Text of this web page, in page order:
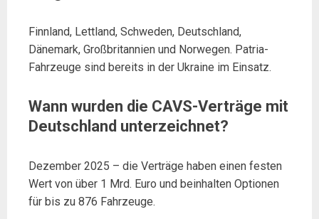
Finnland, Lettland, Schweden, Deutschland,
Dänemark, Großbritannien und Norwegen. Patria-
Fahrzeuge sind bereits in der Ukraine im Einsatz.
Wann wurden die CAVS-Verträge mit
Deutschland unterzeichnet?
Dezember 2025 – die Verträge haben einen festen
Wert von über 1 Mrd. Euro und beinhalten Optionen
für bis zu 876 Fahrzeuge.